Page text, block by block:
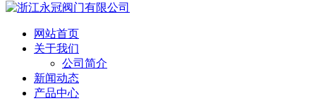
网站首页
关于我们
公司简介
新闻动态
产品中心